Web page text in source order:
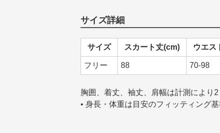
サイズ詳細
サイズ スカート丈(cm) ウエス
フリー 88 70-98
胸囲、着丈、袖丈、肩幅は計測により
• 身長・体重は目安のフィッティング基